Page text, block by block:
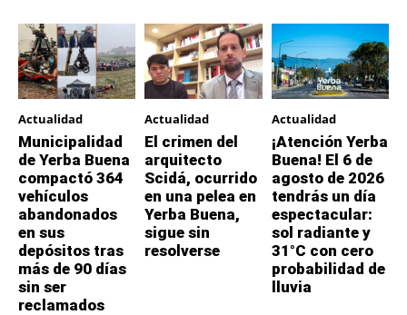
Actualidad
Municipalidad
de Yerba Buena
compactó 364
vehículos
abandonados
en sus
depósitos tras
más de 90 días
sin ser
reclamados
Actualidad
El crimen del
arquitecto
Scidá, ocurrido
en una pelea en
Yerba Buena,
sigue sin
resolverse
Actualidad
¡Atención Yerba
Buena! El 6 de
agosto de 2026
tendrás un día
espectacular:
sol radiante y
31°C con cero
probabilidad de
lluvia